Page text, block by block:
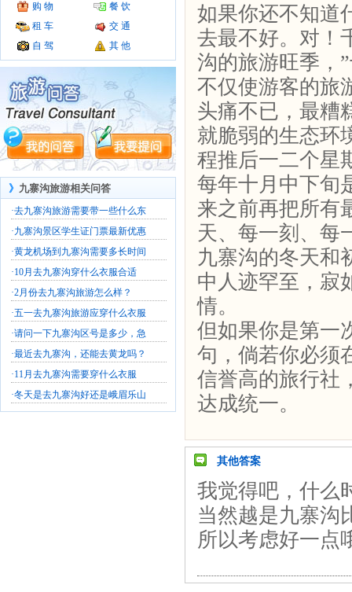
购 物
餐 饮
租 车
交 通
自 驾
其 他
》 九寨沟旅游相关问答
·去九寨沟旅游需要带一些什么东
·九寨沟景区学生证门票最新优惠
·黄龙机场到九寨沟需要多长时间
·10月去九寨沟穿什么衣服合适
·2月份去九寨沟旅游怎么样？
·五一去九寨沟旅游应穿什么衣服
·请问一下九寨沟区号是多少，急
·最近去九寨沟，还能去黄龙吗？
·11月去九寨沟需要穿什么衣服
·冬天是去九寨沟好还是峨眉乐山
如果你还不知道
去最不好。对！
沟的旅游旺季，
不仅使游客的旅
头痛不已，最糟
就脆弱的生态环
程推后一二个星
每年十月中下旬
来之前再把所有
天、每一刻、每
九寨沟的冬天和
中人迹罕至，寂
情。
但如果你是第一
句，倘若你必须
信誉高的旅行社
达成统一。
其他答案
我觉得吧，什么
当然越是九寨沟
所以考虑好一点